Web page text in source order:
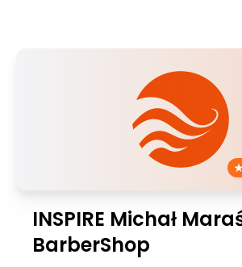
INSPIRE Michał
BarberShop